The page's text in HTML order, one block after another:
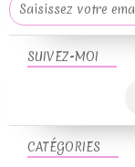
SUIVEZ-MOI
CATÉGORIES